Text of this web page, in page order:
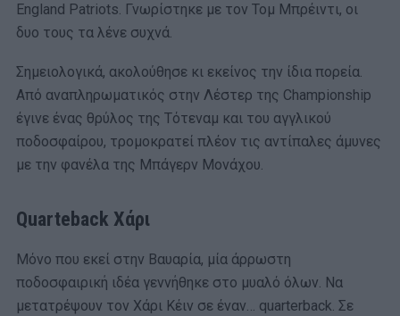
England Patriots. Γνωρίστηκε με τον Τομ Μπρέιντι, οι
δυο τους τα λένε συχνά.
Σημειολογικά, ακολούθησε κι εκείνος την ίδια πορεία.
Από αναπληρωματικός στην Λέστερ της Championship
έγινε ένας θρύλος της Τότεναμ και του αγγλικού
ποδοσφαίρου, τρομοκρατεί πλέον τις αντίπαλες άμυνες
με την φανέλα της Μπάγερν Μονάχου.
Quarteback Χάρι
Μόνο που εκεί στην Βαυαρία, μία άρρωστη
ποδοσφαιρική ιδέα γεννήθηκε στο μυαλό όλων. Να
μετατρέψουν τον Χάρι Κέιν σε έναν… quarterback. Σε